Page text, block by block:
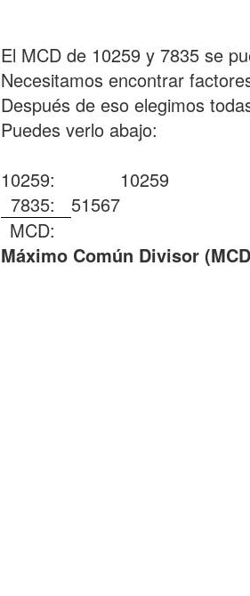
El MCD de 10259 y 7835 se
Necesitamos encontrar
Después de eso elegimos
Puedes verlo abajo:
10259:
10259
7835: 51567
MCD:
Máximo Común Divisor